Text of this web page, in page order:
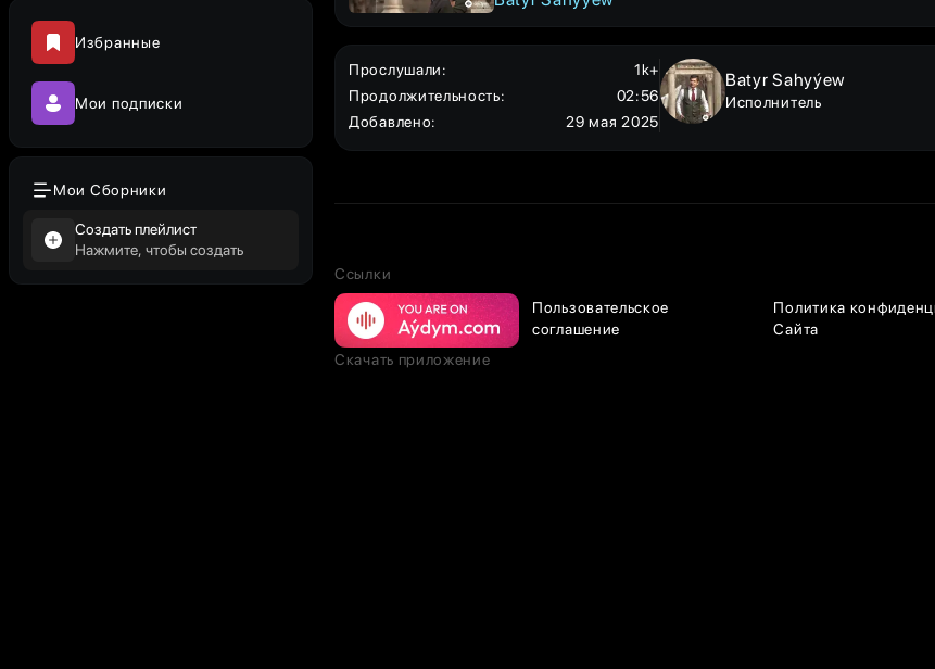
Избранные
Мои подписки
Мои Сборники
Создать плейлист
Нажмите, чтобы создать
Прослушали:
1k+
Продолжительность:
02:56
Добавлено: 29 мая 2025
Batyr Sahyýew
Исполнитель
Ссылки
Пользовательское
соглашение
Политика
Сайта
Скачать приложение